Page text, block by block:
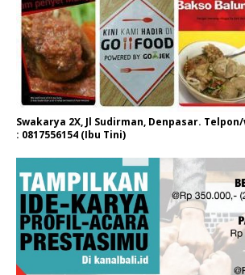
Swakarya 2X, Jl Sudirman, Denpasar.
: 0817556154 (Ibu Tini)